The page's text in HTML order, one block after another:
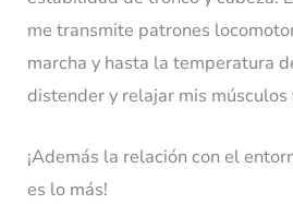
me transmite patrones
marcha y hasta la temperatura
distender y relajar mis músculos
¡Además la relación con el
es lo más!